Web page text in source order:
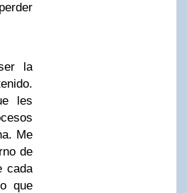
la
les
Me
de
cada
que